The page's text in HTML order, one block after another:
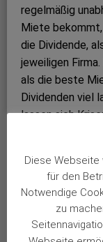
regelmäßig
Miete
die Dividende,
jeweiligen
als die beste
Dividenden viel
lassen sich
natürlich
Qualitätsaktien
voll davon.
Ich wünsche
Gelassenheit
Diese
für den
Notwendige
zu